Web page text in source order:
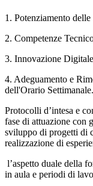
1. Potenziamento
2. Competenze
3. Innovazione
4. Adeguamento e
dell'Orario Settimanale.
Protocolli d’intesa e
fase di attuazione con
sviluppo di progetti di
realizzazione di
l’aspetto duale della
in aula e periodi di